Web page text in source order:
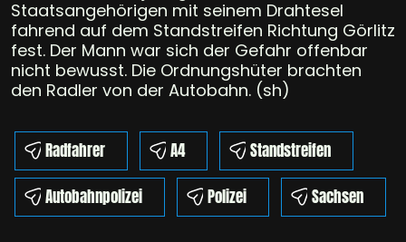
Staatsangehörigen mit seinem Drahtesel
fahrend auf dem Standstreifen Richtung Görlitz
fest. Der Mann war sich der Gefahr offenbar
nicht bewusst. Die Ordnungshüter brachten
den Radler von der Autobahn. (sh)
Radfahrer A4
Standstreifen
Autobahnpolizei
Polizei Sachsen